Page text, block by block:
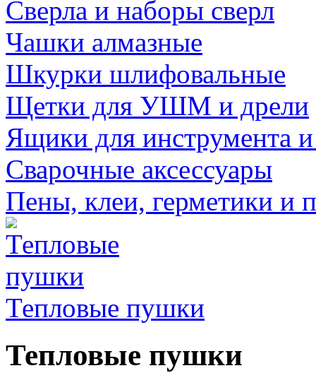
Сверла и наборы сверл
Чашки алмазные
Шкурки шлифовальные
Щетки для УШМ и дрели
Ящики для инструмента
Сварочные аксессуары
Пены, клеи, герметики и
Тепловые пушки
Тепловые пушки